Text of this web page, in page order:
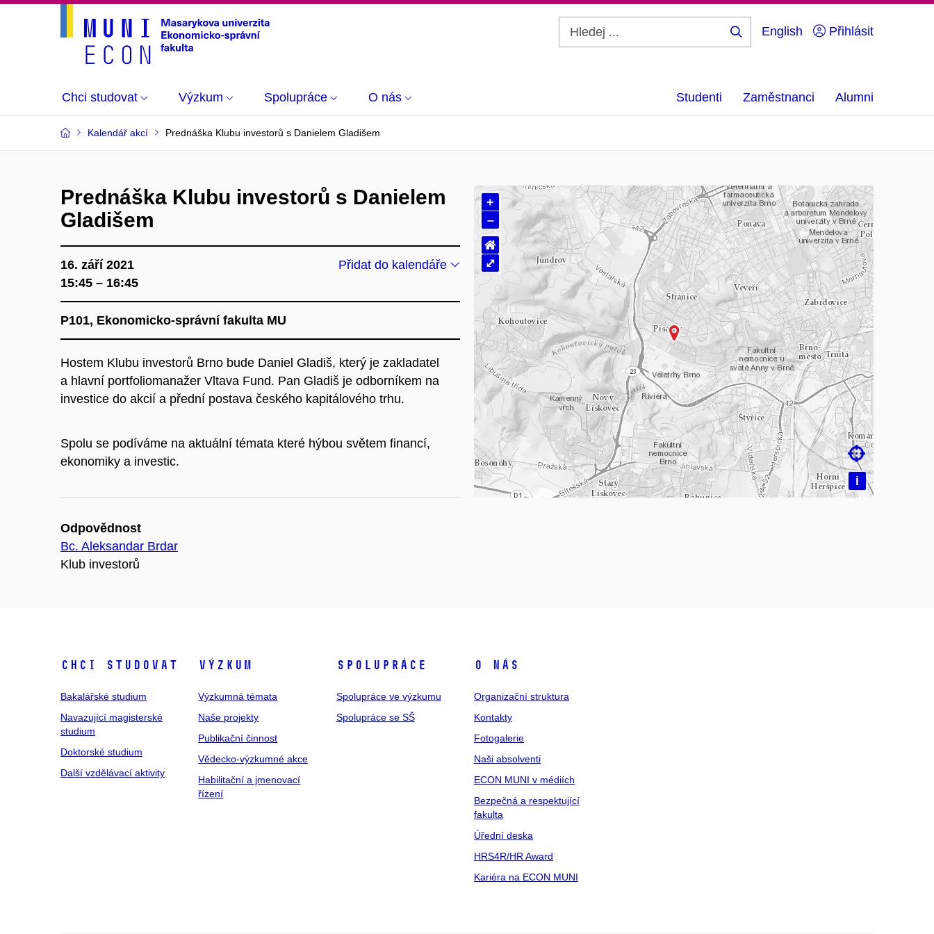
English Přihlásit
Chci studovat Výzkum Spolupráce O nás Studenti Zaměstnanci Alumni
Kalendář akcí Prednáška Klubu investorů s Danielem Gladišem
Prednáška Klubu investorů s Danielem
Gladišem
16. září 2021
15:45 – 16:45
Přidat do kalendáře
P101, Ekonomicko-správní fakulta MU
Hostem Klubu investorů Brno bude Daniel Gladiš, který je zakladatel
a hlavní portfoliomanažer Vltava Fund. Pan Gladiš je odborníkem na
investice do akcií a přední postava českého kapitálového trhu.
Spolu se podíváme na aktuální témata které hýbou světem financí,
ekonomiky a investic.
Odpovědnost
Bc. Aleksandar Brdar
Klub investorů
Načítám mapu…
+
–
i

⌂
⤢
Chci studovat
Bakalářské studium
Navazující magisterské
studium
Doktorské studium
Další vzdělávací aktivity
Výzkum
Výzkumná témata
Naše projekty
Publikační činnost
Vědecko-výzkumné akce
Habilitační a jmenovací
řízení
Spolupráce
Spolupráce ve výzkumu
Spolupráce se SŠ
O nás
Organizační struktura
Kontakty
Fotogalerie
Naši absolventi
ECON MUNI v médiích
Bezpečná a respektující
fakulta
Úřední deska
HRS4R/HR Award
Kariéra na ECON MUNI